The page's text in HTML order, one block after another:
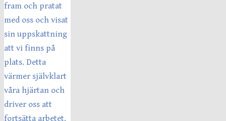
fram och pratat
med oss och visat
sin uppskattning
att vi finns på
plats. Detta
värmer självklart
våra hjärtan och
driver oss att
fortsätta arbetet.